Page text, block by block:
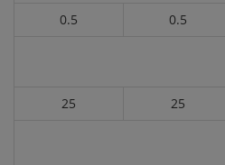
0.5 0.5
25 25